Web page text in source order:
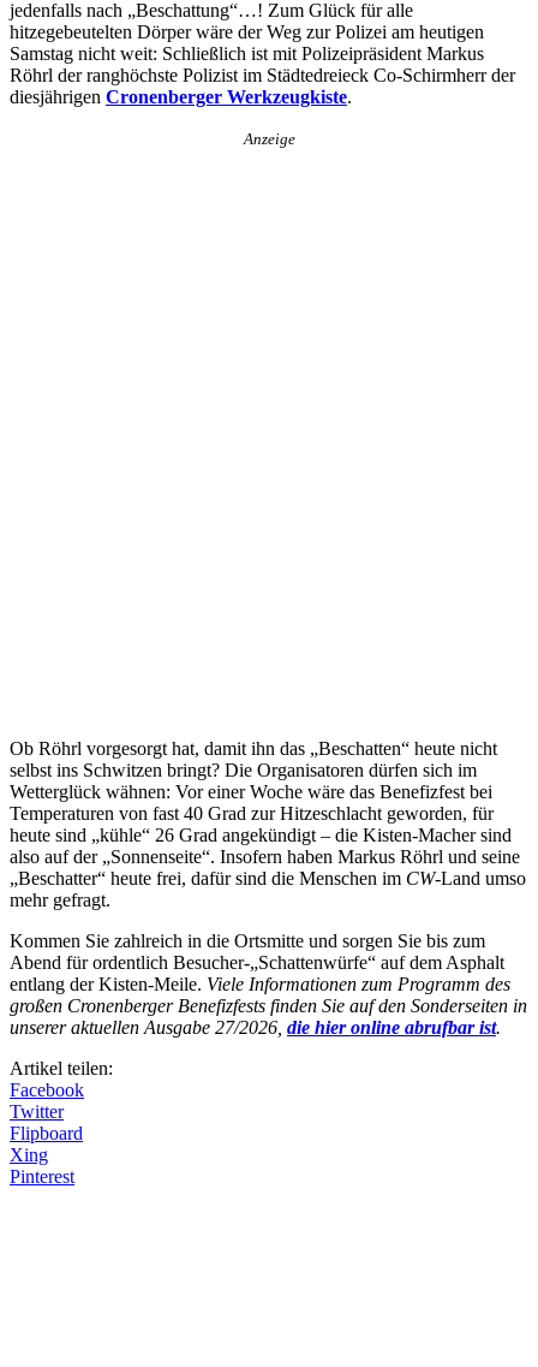
jedenfalls nach „Beschattung“…! Zum Glück für alle
hitzegebeutelten Dörper wäre der Weg zur Polizei am heutigen
Samstag nicht weit: Schließlich ist mit Polizeipräsident Markus
Röhrl der ranghöchste Polizist im Städtedreieck Co-Schirmherr der
diesjährigen Cronenberger Werkzeugkiste.
Anzeige
Ob Röhrl vorgesorgt hat, damit ihn das „Beschatten“ heute nicht
selbst ins Schwitzen bringt? Die Organisatoren dürfen sich im
Wetterglück wähnen: Vor einer Woche wäre das Benefizfest bei
Temperaturen von fast 40 Grad zur Hitzeschlacht geworden, für
heute sind „kühle“ 26 Grad angekündigt – die Kisten-Macher sind
also auf der „Sonnenseite“. Insofern haben Markus Röhrl und seine
„Beschatter“ heute frei, dafür sind die Menschen im CW-Land umso
mehr gefragt.
Kommen Sie zahlreich in die Ortsmitte und sorgen Sie bis zum
Abend für ordentlich Besucher-„Schattenwürfe“ auf dem Asphalt
entlang der Kisten-Meile. Viele Informationen zum Programm des
großen Cronenberger Benefizfests finden Sie auf den Sonderseiten in
unserer aktuellen Ausgabe 27/2026, die hier online abrufbar ist.
Artikel teilen:
Facebook
Twitter
Flipboard
Xing
Pinterest